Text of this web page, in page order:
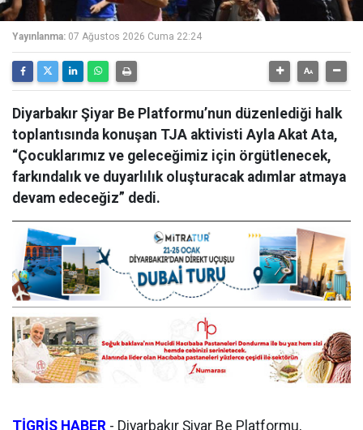
Yayınlanma: 07 Ağustos 2026 Cuma 22:24
Diyarbakır Şiyar Be Platformu’nun düzenlediği halk
toplantısında konuşan TJA aktivisti Ayla Akat Ata,
“Çocuklarımız ve geleceğimiz için örgütlenecek,
farkındalık ve duyarlılık oluşturacak adımlar atmaya
devam edeceğiz” dedi.
TİGRİS HABER - Diyarbakır Şiyar Be Platformu,